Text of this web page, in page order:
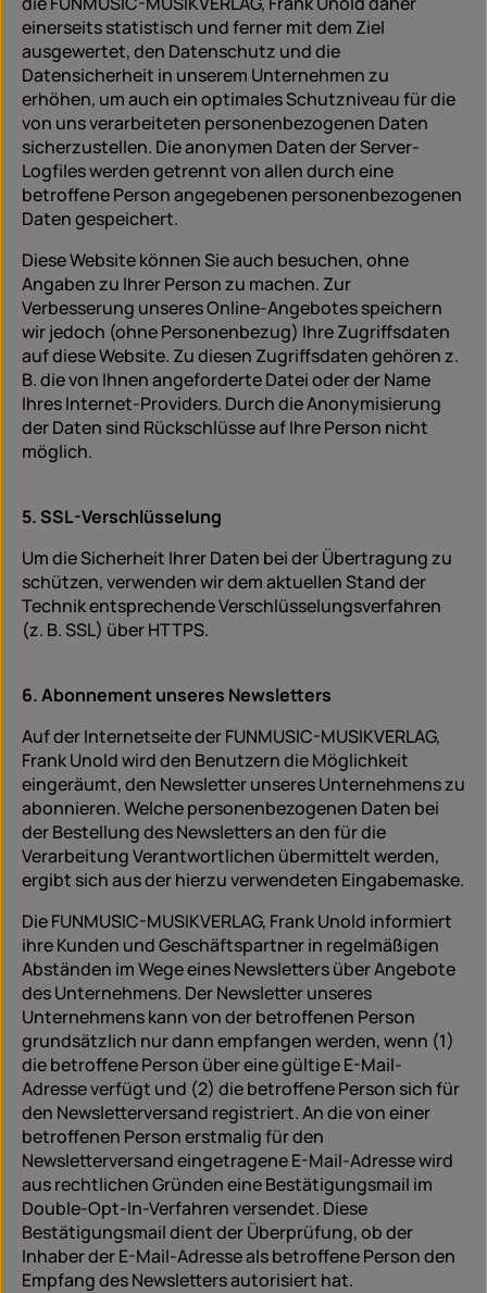
einerseits statistisch und ferner mit dem Ziel
ausgewertet, den Datenschutz und die
Datensicherheit in unserem Unternehmen zu
erhöhen, um auch ein optimales Schutzniveau für die
von uns verarbeiteten personenbezogenen Daten
sicherzustellen. Die anonymen Daten der Server-
Logfiles werden getrennt von allen durch eine
betroffene Person angegebenen personenbezogenen
Daten gespeichert.
Diese Website können Sie auch besuchen, ohne
Angaben zu Ihrer Person zu machen. Zur
Verbesserung unseres Online-Angebotes speichern
wir jedoch (ohne Personenbezug) Ihre Zugriffsdaten
auf diese Website. Zu diesen Zugriffsdaten gehören z.
B. die von Ihnen angeforderte Datei oder der Name
Ihres Internet-Providers. Durch die Anonymisierung
der Daten sind Rückschlüsse auf Ihre Person nicht
möglich.
5. SSL-Verschlüsselung
Um die Sicherheit Ihrer Daten bei der Übertragung zu
schützen, verwenden wir dem aktuellen Stand der
Technik entsprechende Verschlüsselungsverfahren
(z. B. SSL) über HTTPS.
6. Abonnement unseres Newsletters
Auf der Internetseite der FUNMUSIC-MUSIKVERLAG,
Frank Unold wird den Benutzern die Möglichkeit
eingeräumt, den Newsletter unseres Unternehmens zu
abonnieren. Welche personenbezogenen Daten bei
der Bestellung des Newsletters an den für die
Verarbeitung Verantwortlichen übermittelt werden,
ergibt sich aus der hierzu verwendeten Eingabemaske.
Die FUNMUSIC-MUSIKVERLAG, Frank Unold informiert
ihre Kunden und Geschäftspartner in regelmäßigen
Abständen im Wege eines Newsletters über Angebote
des Unternehmens. Der Newsletter unseres
Unternehmens kann von der betroffenen Person
grundsätzlich nur dann empfangen werden, wenn (1)
die betroffene Person über eine gültige E-Mail-
Adresse verfügt und (2) die betroffene Person sich für
den Newsletterversand registriert. An die von einer
betroffenen Person erstmalig für den
Newsletterversand eingetragene E-Mail-Adresse wird
aus rechtlichen Gründen eine Bestätigungsmail im
Double-Opt-In-Verfahren versendet. Diese
Bestätigungsmail dient der Überprüfung, ob der
Inhaber der E-Mail-Adresse als betroffene Person den
Empfang des Newsletters autorisiert hat.